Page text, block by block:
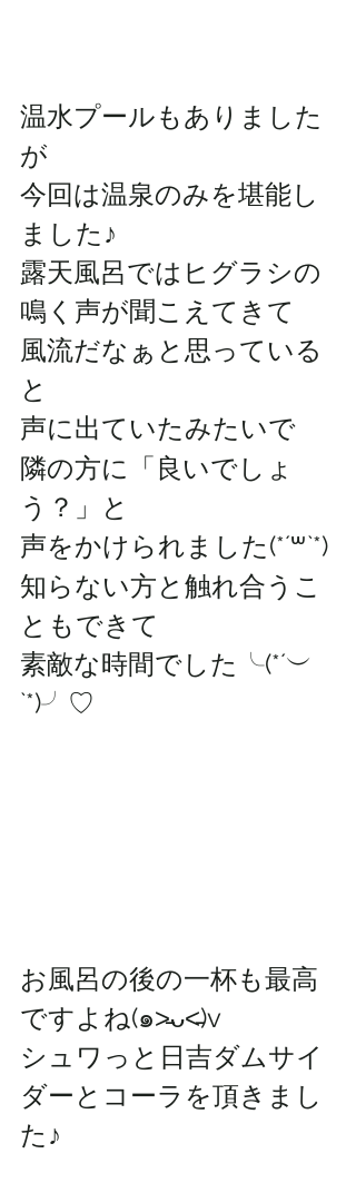
温水プールもありました
が
今回は温泉のみを堪能し
ました♪
露天風呂ではヒグラシの
鳴く声が聞こえてきて
風流だなぁと思っている
と
声に出ていたみたいで
隣の方に「良いでしょ
う？」と
声をかけられました(*´꒳`*)
知らない方と触れ合うこ
ともできて
素敵な時間でした╰(*´︶
`*)╯♡
お風呂の後の一杯も最高
ですよね(๑˃̵ᴗ˂̵)v
シュワっと日吉ダムサイ
ダーとコーラを頂きまし
た♪